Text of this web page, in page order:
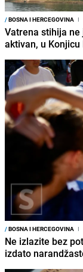
/BOSNA I HERCEGOVINA I
Vatrena stihija ne
aktivan, u
/BOSNA I HERCEGOVINA I
Ne izlazite bez
izdato